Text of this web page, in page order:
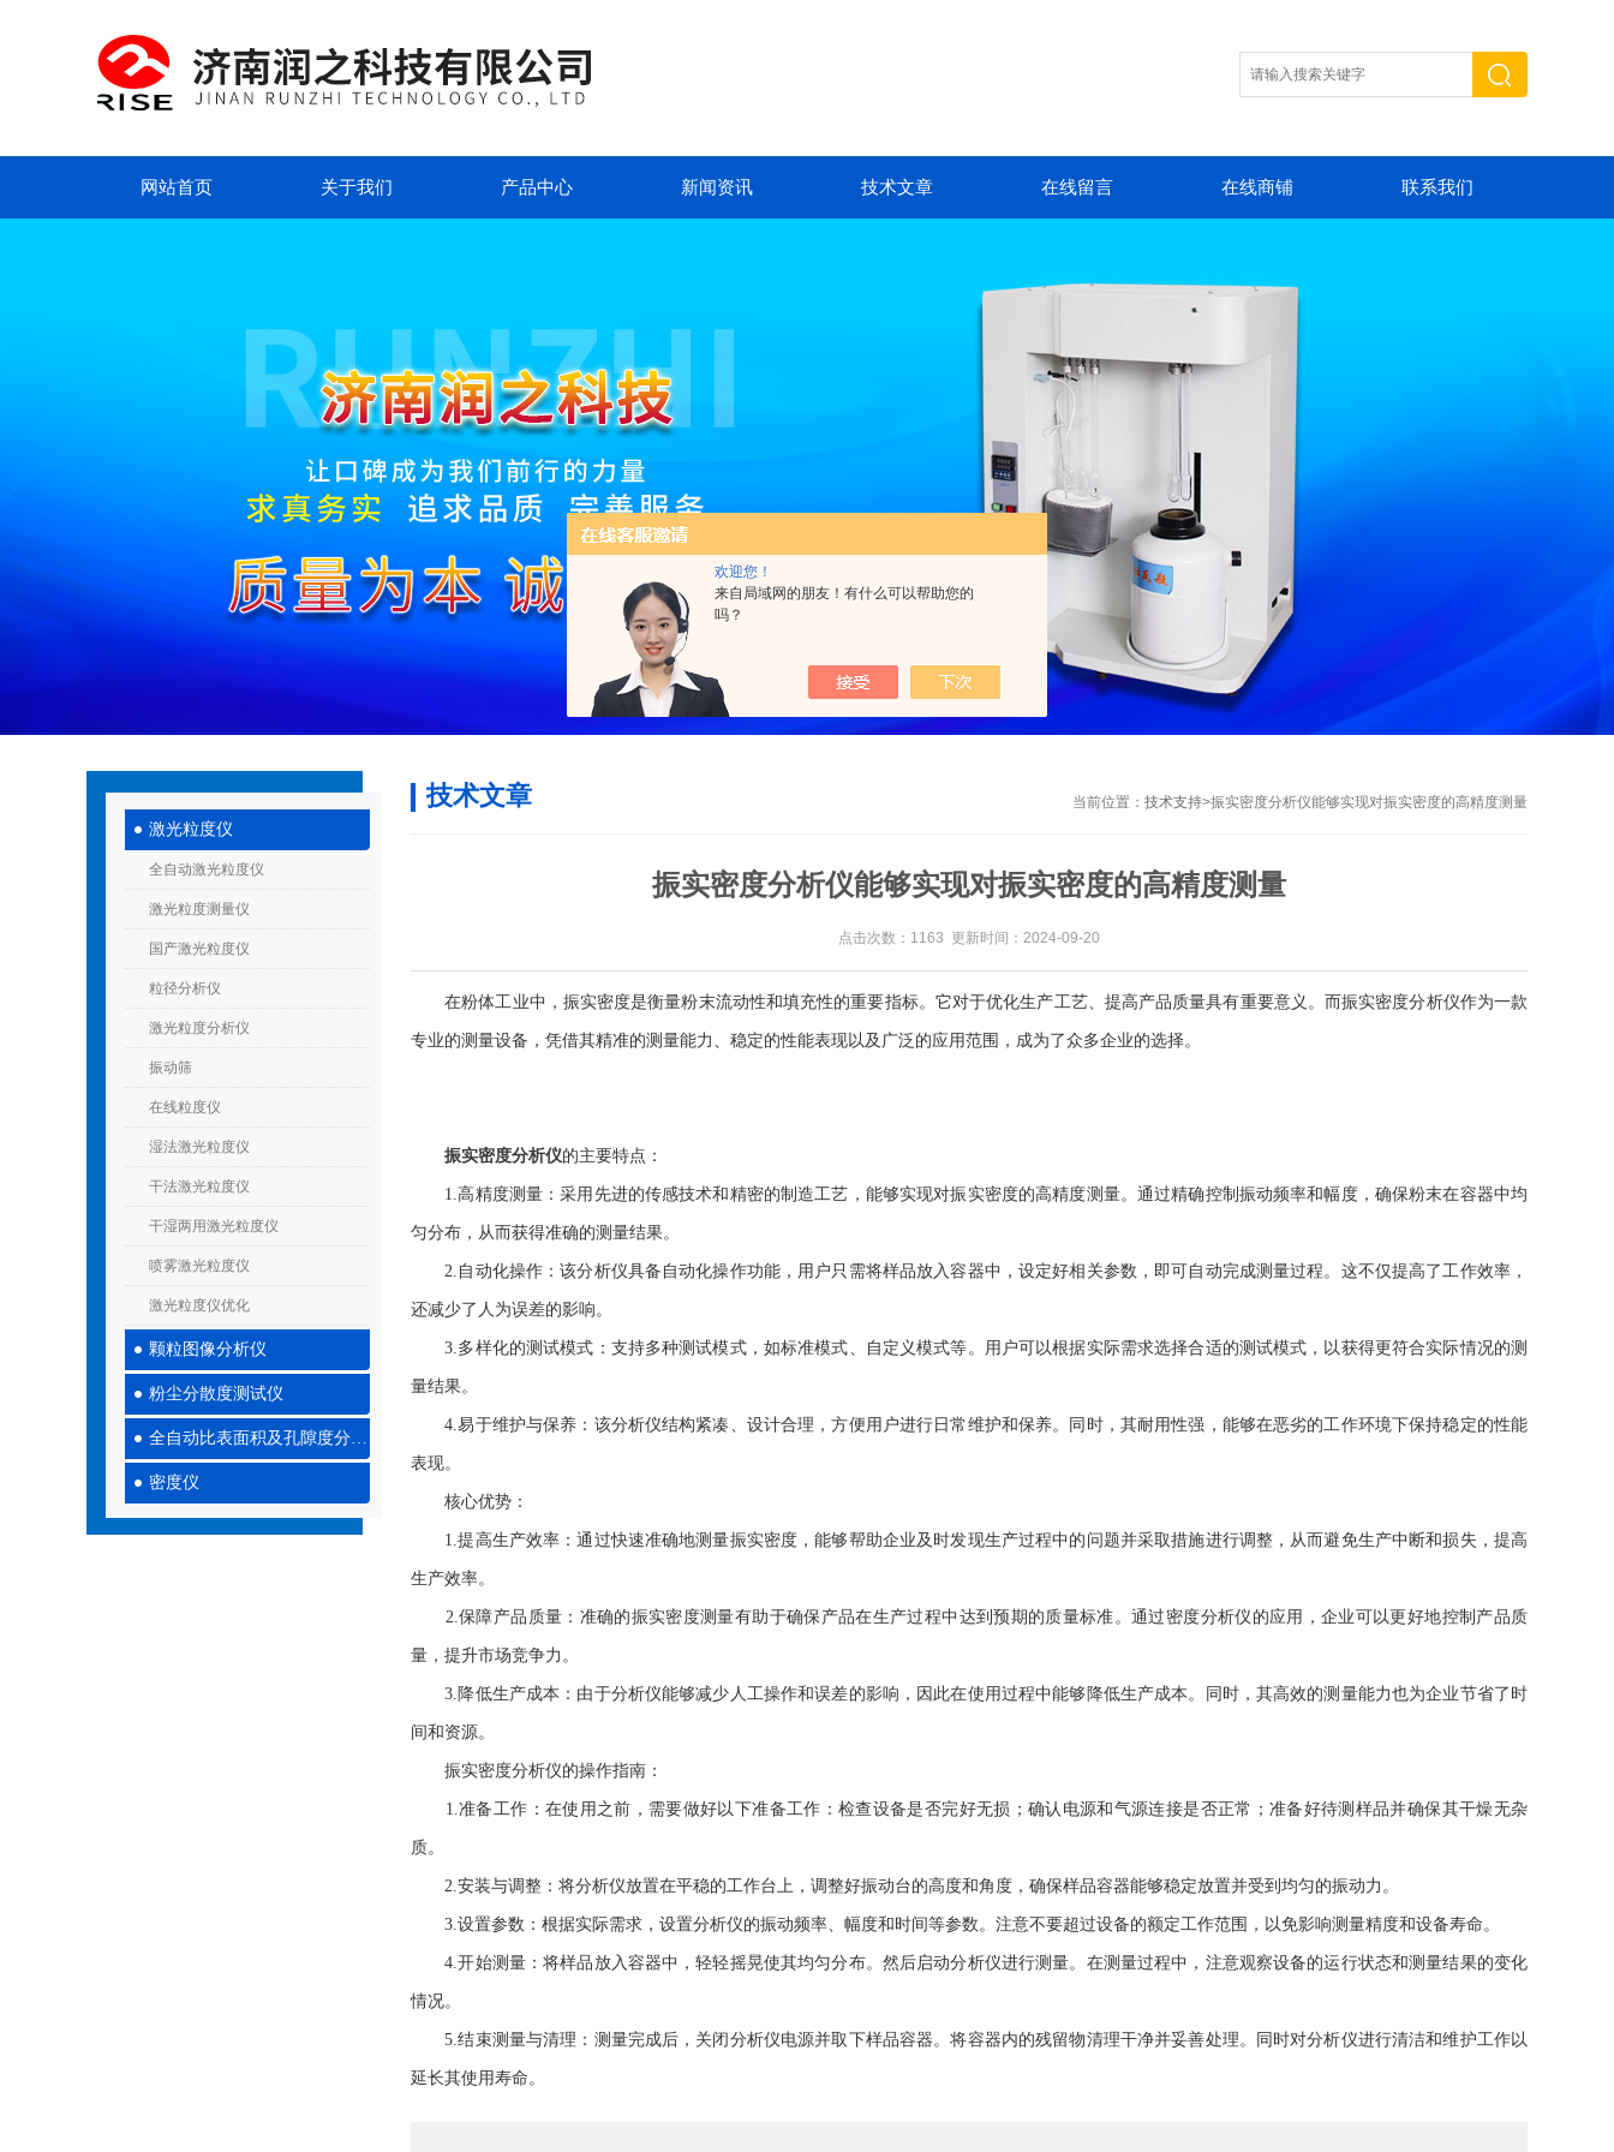
欢迎您！
来自局域网的朋友！有什么可以帮助您的
吗？
网站首页 关于我们 产品中心 新闻资讯 技术文章 在线留言 在线商铺 联系我们
激光粒度仪
全自动激光粒度仪
激光粒度测量仪
国产激光粒度仪
粒径分析仪
激光粒度分析仪
振动筛
在线粒度仪
湿法激光粒度仪
干法激光粒度仪
干湿两用激光粒度仪
喷雾激光粒度仪
激光粒度仪优化
颗粒图像分析仪
粉尘分散度测试仪
全自动比表面积及孔隙度分析仪
密度仪
当前位置： 技术支持>振实密度分析仪能够实现对振实密度的高精度测量
技术文章
振实密度分析仪能够实现对振实密度的高精度测量
点击次数：1163 更新时间：2024-09-20
在粉体工业中，振实密度是衡量粉末流动性和填充性的重要指标。它对于优化生产工艺、提高产品质量具有重要意义。而振实密度分析仪作为一款
专业的测量设备，凭借其精准的测量能力、稳定的性能表现以及广泛的应用范围，成为了众多企业的选择。
振实密度分析仪的主要特点：
1.高精度测量：采用先进的传感技术和精密的制造工艺，能够实现对振实密度的高精度测量。通过精确控制振动频率和幅度，确保粉末在容器中均
匀分布，从而获得准确的测量结果。
2.自动化操作：该分析仪具备自动化操作功能，用户只需将样品放入容器中，设定好相关参数，即可自动完成测量过程。这不仅提高了工作效率，
还减少了人为误差的影响。
3.多样化的测试模式：支持多种测试模式，如标准模式、自定义模式等。用户可以根据实际需求选择合适的测试模式，以获得更符合实际情况的测
量结果。
4.易于维护与保养：该分析仪结构紧凑、设计合理，方便用户进行日常维护和保养。同时，其耐用性强，能够在恶劣的工作环境下保持稳定的性能
表现。
核心优势：
1.提高生产效率：通过快速准确地测量振实密度，能够帮助企业及时发现生产过程中的问题并采取措施进行调整，从而避免生产中断和损失，提高
生产效率。
2.保障产品质量：准确的振实密度测量有助于确保产品在生产过程中达到预期的质量标准。通过密度分析仪的应用，企业可以更好地控制产品质
量，提升市场竞争力。
3.降低生产成本：由于分析仪能够减少人工操作和误差的影响，因此在使用过程中能够降低生产成本。同时，其高效的测量能力也为企业节省了时
间和资源。
振实密度分析仪的操作指南：
1.准备工作：在使用之前，需要做好以下准备工作：检查设备是否完好无损；确认电源和气源连接是否正常；准备好待测样品并确保其干燥无杂
质。
2.安装与调整：将分析仪放置在平稳的工作台上，调整好振动台的高度和角度，确保样品容器能够稳定放置并受到均匀的振动力。
3.设置参数：根据实际需求，设置分析仪的振动频率、幅度和时间等参数。注意不要超过设备的额定工作范围，以免影响测量精度和设备寿命。
4.开始测量：将样品放入容器中，轻轻摇晃使其均匀分布。然后启动分析仪进行测量。在测量过程中，注意观察设备的运行状态和测量结果的变化
情况。
5.结束测量与清理：测量完成后，关闭分析仪电源并取下样品容器。将容器内的残留物清理干净并妥善处理。同时对分析仪进行清洁和维护工作以
延长其使用寿命。